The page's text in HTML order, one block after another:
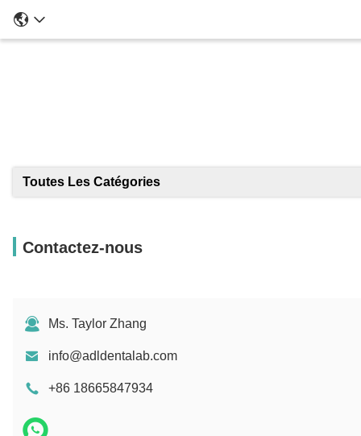
Toutes Les Catégories
Contactez-nous
Ms. Taylor Zhang
info@adldentalab.com
+86 18665847934